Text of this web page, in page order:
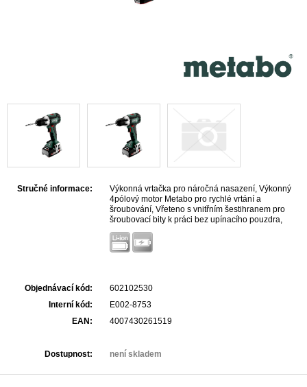
Stručné informace:
Výkonná vrtačka pro náročná nasazení, Výkonný
4pólový motor Metabo pro rychlé vrtání a
šroubování, Vřeteno s vnitřním šestihranem pro
šroubovací bity k práci bez upínacího pouzdra,
Integrované pracovní osvětlení pro nasvícení
pracovního místa, S praktickou sponou na opasek a
držákem bitů, s možností zajištění vpravo nebo
značek CAS: www.cordless-alliance-system.com
Objednávací kód:
602102530
Interní kód:
E002-8753
EAN:
4007430261519
Dostupnost: není skladem